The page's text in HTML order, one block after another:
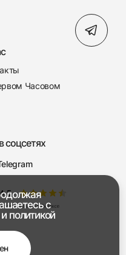
22-37
— 19:00
Часовом
соцсетях
с
политикой